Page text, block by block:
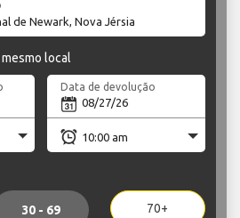
local
Data de devolução
30 - 69 70+